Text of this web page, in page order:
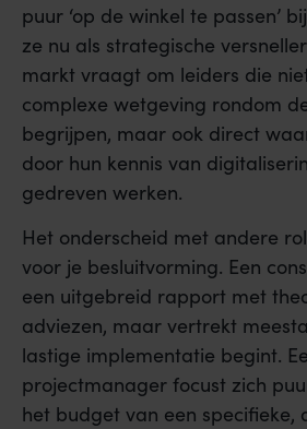
puur ‘op de winkel te passen’
ze nu als strategische
markt vraagt om leiders die
complexe wetgeving rondom
begrijpen, maar ook direct
door hun kennis van
gedreven werken.
Het onderscheid met andere
voor je besluitvorming. Een
een uitgebreid rapport met
adviezen, maar vertrekt
lastige implementatie begint.
projectmanager focust zich
het budget van een specifieke,